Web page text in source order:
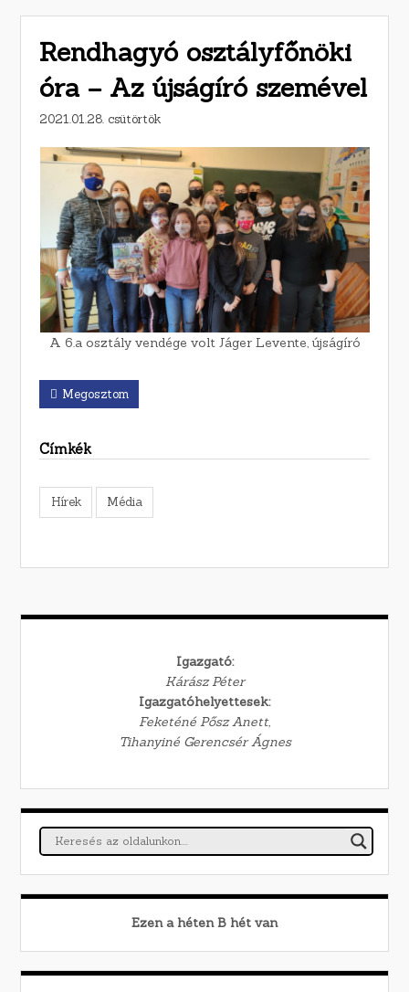
Rendhagyó osztályfőnöki
óra – Az újságíró szemével
2021.01.28. csütörtök
A 6.a osztály vendége volt Jáger Levente, újságíró
Megosztom
Címkék
Hírek Média
Igazgató:
Kárász Péter
Igazgatóhelyettesek:
Feketéné Pősz Anett,
Tihanyiné Gerencsér Ágnes
Ezen a héten B hét van